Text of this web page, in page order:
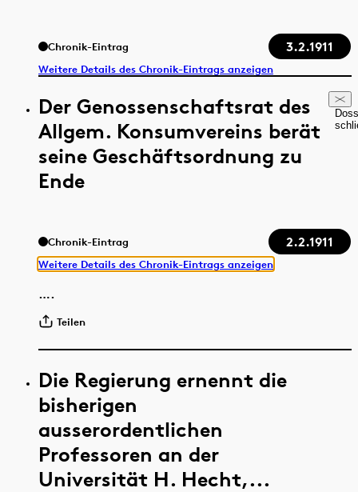
Chronik-Eintrag 3.2.1911
Weitere Details des Chronik-Eintrags anzeigen
Der Genossenschaftsrat des
Allgem. Konsumvereins berät
seine Geschäftsordnung zu
Ende
Chronik-Eintrag 2.2.1911
Weitere Details des Chronik-Eintrags anzeigen
….
Teilen
Die Regierung ernennt die
bisherigen
ausserordentlichen
Professoren an der
Universität H. Hecht,...